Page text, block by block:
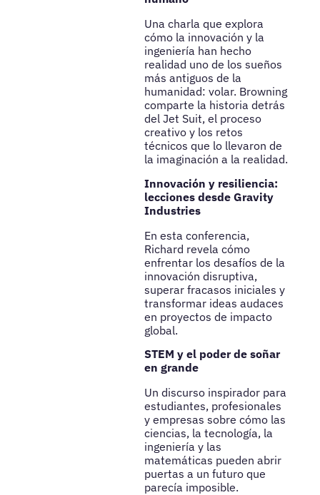
Una charla que explora
cómo la innovación y la
ingeniería han hecho
realidad uno de los sueños
más antiguos de la
humanidad: volar. Browning
comparte la historia detrás
del Jet Suit, el proceso
creativo y los retos
técnicos que lo llevaron de
la imaginación a la realidad.
Innovación y resiliencia:
lecciones desde Gravity
Industries
En esta conferencia,
Richard revela cómo
enfrentar los desafíos de la
innovación disruptiva,
superar fracasos iniciales y
transformar ideas audaces
en proyectos de impacto
global.
STEM y el poder de soñar
en grande
Un discurso inspirador para
estudiantes, profesionales
y empresas sobre cómo las
ciencias, la tecnología, la
ingeniería y las
matemáticas pueden abrir
puertas a un futuro que
parecía imposible.